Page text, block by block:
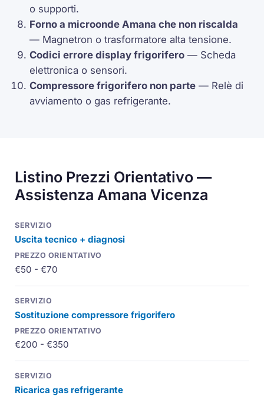
o supporti.
Forno a microonde Amana che non riscalda
— Magnetron o trasformatore alta tensione.
Codici errore display frigorifero — Scheda
elettronica o sensori.
Compressore frigorifero non parte — Relè di
avviamento o gas refrigerante.
Listino Prezzi Orientativo —
Assistenza Amana Vicenza
Uscita tecnico + diagnosi
€50 - €70
Sostituzionecompressore frigorifero
€200 - €350
Ricarica gas refrigerante